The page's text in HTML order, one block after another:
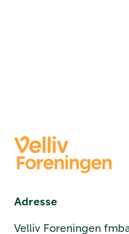
Adresse
Velliv Foreningen